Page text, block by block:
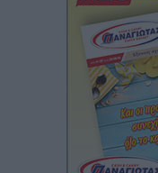
Πιλοτικό
λαγοκέφαλου σε
Τοπικές Ειδήσεις•
Οι θαυματουργές
προσωνύμια και οι
Ρεπορτάζ• πριν 1 ώρα